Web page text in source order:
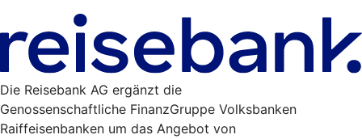
Die Reisebank AG ergänzt die
Genossenschaftliche FinanzGruppe Volksbanken
Raiffeisenbanken um das Angebot von